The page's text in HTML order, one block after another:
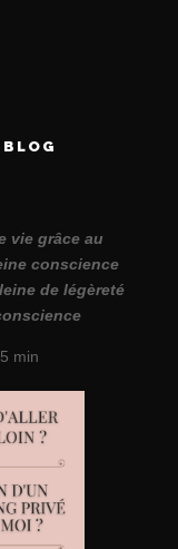
vie grâce au
conscience
de légèreté
min